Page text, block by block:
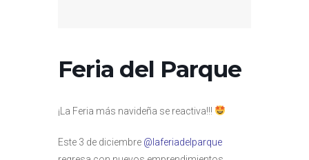
Feria del Parque
¡La Feria más navideña se reactiva!!!
Este 3 de diciembre @laferiadelparque